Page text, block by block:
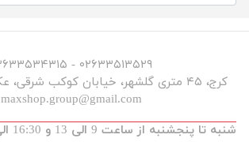
۰۲۶۳۳۵۱۳۵۲۹ - ۰۲۶۳۳۵۳۴۳۱۵
کرج، ۴۵ متری گلشهر، خیابان کوکب شرقی، عکس و فیلم مکث
maxshop.group@gmail.com